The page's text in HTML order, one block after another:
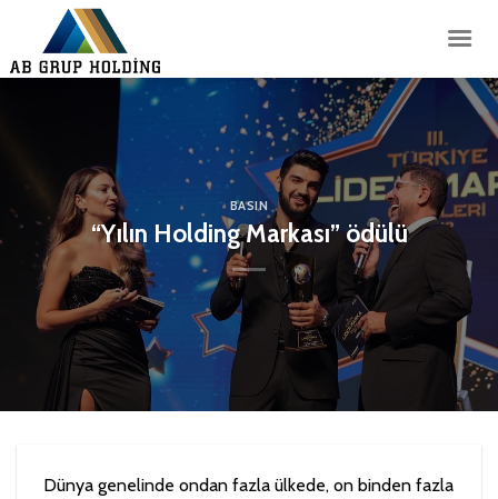
BASIN
“Yılın Holding Markası” ödülü
Dünya genelinde ondan fazla ülkede, on binden fazla